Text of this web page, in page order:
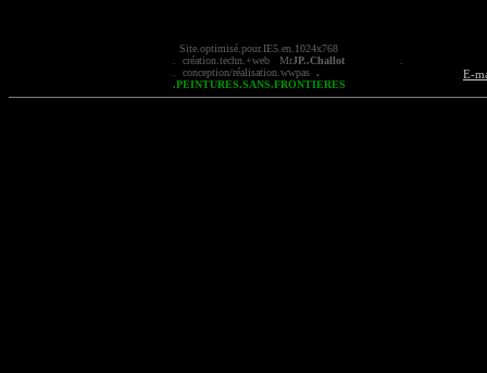
Site.optimisé.pour.IE5.en.1024x768
. création.techn.+web MrJP..Challot
.
. conception/réalisation.wwpas .
.PEINTURES.SANS.FRONTIERES
E-